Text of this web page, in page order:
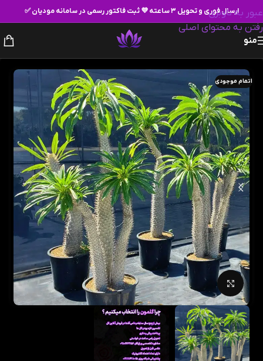
عبور به ناوبری
رفتن به محتوای اصلی
ارسال فوری و تحویل ۳ ساعته 💜 ثبت فاکتور رسمی در سامانه مودیان ✅
منو
اتمام موجودی
بزرگنمایی تصویر